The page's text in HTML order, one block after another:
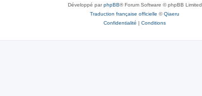
Développé parphpBB® Forum Software © phpBB Limited
Traduction française officielle ©Qiaeru
Confidentialité | Conditions